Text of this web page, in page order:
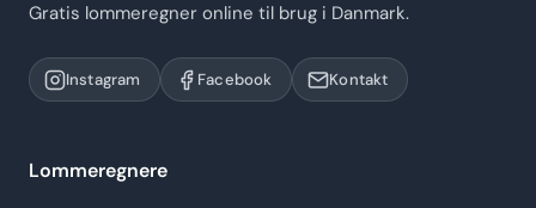
Gratis lommeregner online til brug i Danmark.
Instagram Facebook Kontakt
Lommeregnere